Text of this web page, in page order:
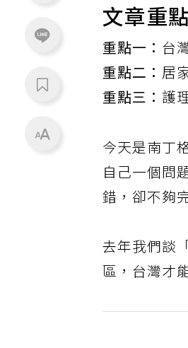
文章重
重點一： 台
重點二：居
重點三： 護
今天是南丁
自己一個問
錯，卻不夠
去年我們談
區，台灣才